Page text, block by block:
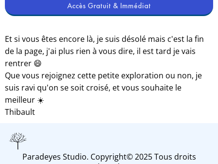
Accès Gratuit & Immédiat
Et si vous êtes encore là, je suis désolé mais c'est la fin
de la page, j'ai plus rien à vous dire, il est tard je vais
rentrer 😄
Que vous rejoignez cette petite exploration ou non, je
suis ravi qu'on se soit croisé, et vous souhaite le
meilleur ☀️
Thibault
Paradeyes Studio. Copyright© 2025 Tous droits